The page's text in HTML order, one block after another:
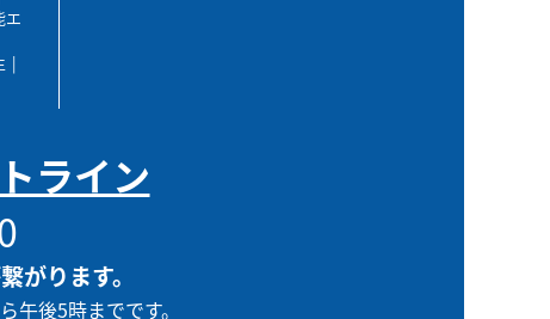
エ
ライン
がります。
午後5時までです。